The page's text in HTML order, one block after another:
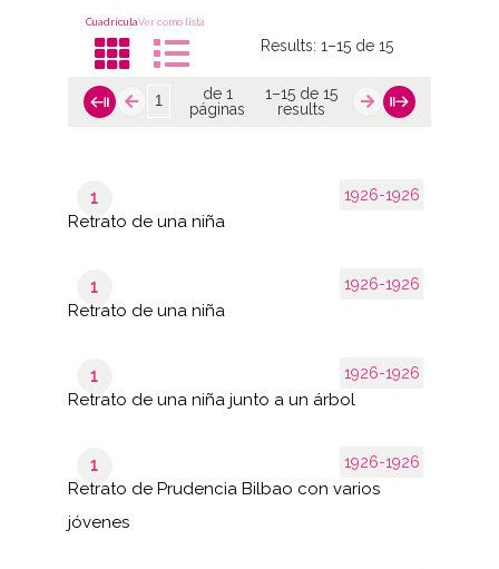
CuadrículaVer como lista
Results:1–15 de 15
de 1
páginas
1–15 de 15
results
1926-1926
1
Retrato de una niña
1926-1926
1
Retrato de una niña
1926-1926
1
Retrato de una niña junto a un árbol
1926-1926
1
Retrato de Prudencia Bilbao con varios
jóvenes